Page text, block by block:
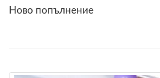
Ново попълнение